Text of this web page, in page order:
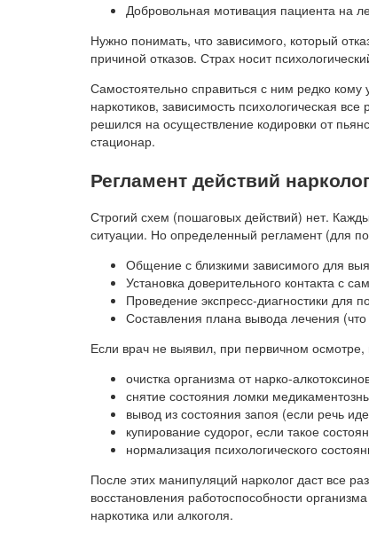
Добровольная мотивация пациента на
Нужно понимать, что зависимого, который
причиной отказов. Страх носит
Самостоятельно справиться с ним редко
наркотиков, зависимость психологическая
решился на осуществление кодировки от
стационар.
Регламент действий
Строгий схем (пошаговых действий) нет.
ситуации. Но определенный регламент (для
Общение с близкими зависимого для
Установка доверительного контакта с
Проведение экспресс-диагностики для
Составления плана вывода лечения
Если врач не выявил, при первичном
очистка организма от нарко-
снятие состояния ломки
вывод из состояния запоя (если речь
купирование судорог, если такое
нормализация психологического
После этих манипуляций нарколог даст все
восстановления работоспособности
наркотика или алкоголя.